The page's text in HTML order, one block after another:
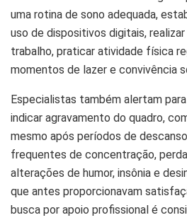
uma rotina de sono adequada,
uso de dispositivos digitais,
trabalho, praticar atividade física
momentos de lazer e convivência
Especialistas também alertam
indicar agravamento do quadro,
mesmo após períodos de
frequentes de concentração,
alterações de humor, insônia e
que antes proporcionavam
busca por apoio profissional é